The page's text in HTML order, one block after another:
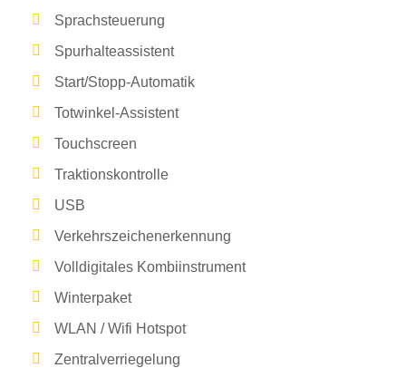
Sprachsteuerung
Spurhalteassistent
Start/Stopp-Automatik
Totwinkel-Assistent
Touchscreen
Traktionskontrolle
USB
Verkehrszeichenerkennung
Volldigitales Kombiinstrument
Winterpaket
WLAN / Wifi Hotspot
Zentralverriegelung